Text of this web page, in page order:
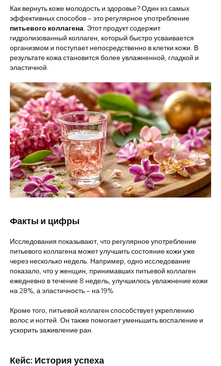
Как вернуть коже молодость и здоровье? Один из самых
эффективных способов – это регулярное употребление
питьевого коллагена. Этот продукт содержит
гидролизованный коллаген, который быстро усваивается
организмом и поступает непосредственно в клетки кожи. В
результате кожа становится более увлажненной, гладкой и
эластичной.
Факты и цифры
Исследования показывают, что регулярное употребление
питьевого коллагена может улучшить состояние кожи уже
через несколько недель. Например, одно исследование
показало, что у женщин, принимавших питьевой коллаген
ежедневно в течение 8 недель, улучшилось увлажнение кожи
на 28%, а эластичность – на 19%.
Кроме того, питьевой коллаген способствует укреплению
волос и ногтей. Он также помогает уменьшить воспаление и
ускорить заживление ран.
Кейс: История успеха